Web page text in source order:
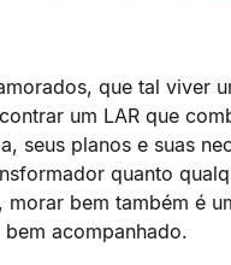
que tal viver
um LAR que
seus planos e suas
quanto
morar bem também é
acompanhado.